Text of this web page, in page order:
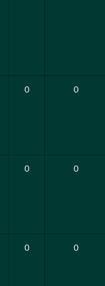
0 0
0 0
0 0